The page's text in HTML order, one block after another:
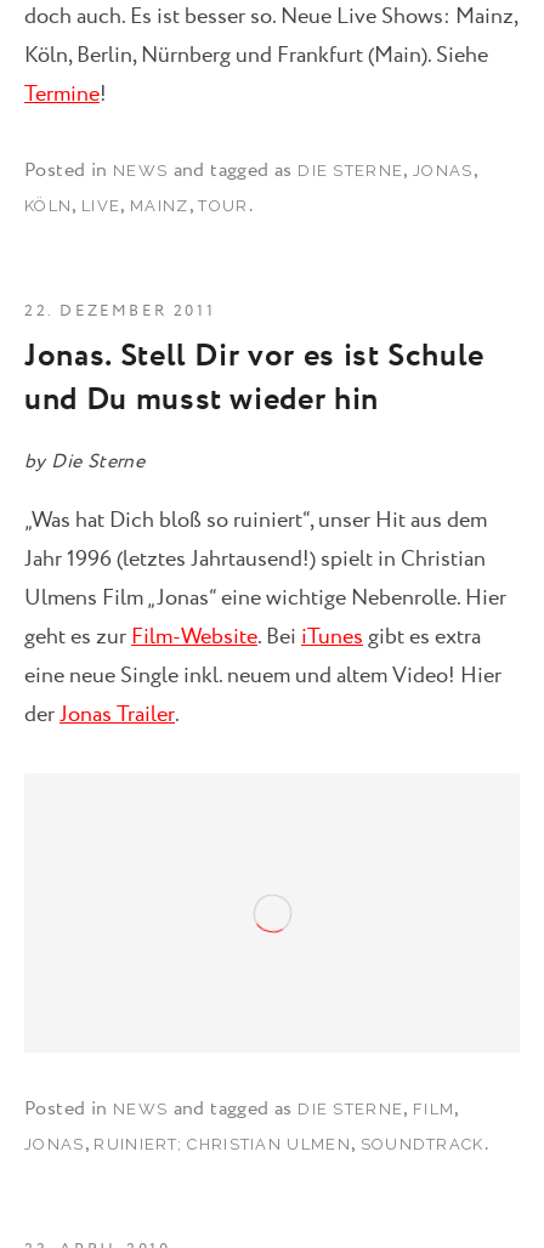
doch auch. Es ist besser so. Neue Live Shows: Mainz,
Köln, Berlin, Nürnberg und Frankfurt (Main). Siehe
Termine!
Posted in NEWS and tagged as DIE STERNE,JONAS ,
KÖLN , LIVE, MAINZ ,TOUR .
Jonas. Stell Dir vor es ist Schule
und Du musst wieder hin
by Die Sterne
22. DEZEMBER 2011
„Was hat Dich bloß so ruiniert“, unser Hit aus dem
Jahr 1996 (letztes Jahrtausend!) spielt in Christian
Ulmens Film „Jonas“ eine wichtige Nebenrolle. Hier
geht es zurFilm-Website. BeiiTunesgibt es extra
eine neue Single inkl. neuem und altem Video! Hier
derJonas Trailer.
Posted in NEWS and tagged as DIE STERNE , FILM ,
JONAS , RUINIERT; CHRISTIAN ULMEN , SOUNDTRACK .